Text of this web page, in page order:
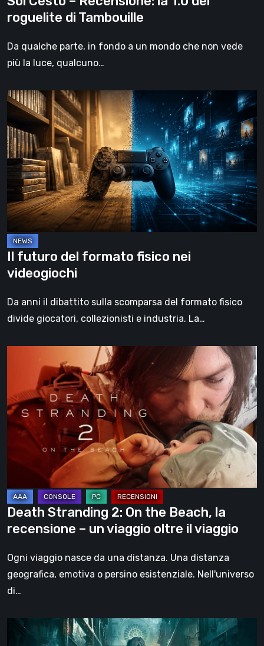
roguelite di Tambouille
Da qualche parte, in fondo a un mondo che non vede
più la luce, qualcuno…
Il
futuro
del
formato
fisico
videogiochi
Il futuro del formato fisico nei
videogiochi
Da anni il dibattito sulla scomparsa del formato fisico
divide giocatori, collezionisti e industria. La…
Stranding
On
the
Beach,
recensione
–
un
viaggio
oltre
il
Death Stranding 2: On the Beach, la
recensione – un viaggio oltre il viaggio
Ogni viaggio nasce da una distanza. Una distanza
geografica, emotiva o persino esistenziale. Nell'universo
di…
Steelrising,